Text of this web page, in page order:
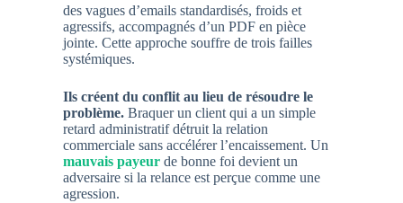
des vagues d’emails standardisés, froids et
agressifs, accompagnés d’un PDF en pièce
jointe. Cette approche souffre de trois failles
systémiques.
Ils créent du conflit au lieu de résoudre le
problème. Braquer un client qui a un simple
retard administratif détruit la relation
commerciale sans accélérer l’encaissement. Un
mauvais payeur de bonne foi devient un
adversaire si la relance est perçue comme une
agression.